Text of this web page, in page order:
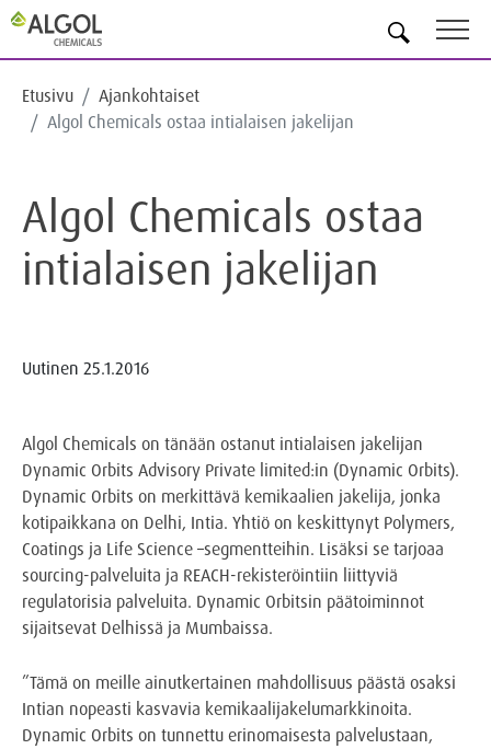
Etusivu
Ajankohtaiset
Algol Chemicals ostaa intialaisen jakelijan
Algol Chemicals ostaa
intialaisen jakelijan
Uutinen 25.1.2016
Algol Chemicals on tänään ostanut intialaisen jakelijan
Dynamic Orbits Advisory Private limited:in (Dynamic Orbits).
Dynamic Orbits on merkittävä kemikaalien jakelija, jonka
kotipaikkana on Delhi, Intia. Yhtiö on keskittynyt Polymers,
Coatings ja Life Science –segmentteihin. Lisäksi se tarjoaa
sourcing-palveluita ja REACH-rekisteröintiin liittyviä
regulatorisia palveluita. Dynamic Orbitsin päätoiminnot
sijaitsevat Delhissä ja Mumbaissa.
”Tämä on meille ainutkertainen mahdollisuus päästä osaksi
Intian nopeasti kasvavia kemikaalijakelumarkkinoita.
Dynamic Orbits on tunnettu erinomaisesta palvelustaan,